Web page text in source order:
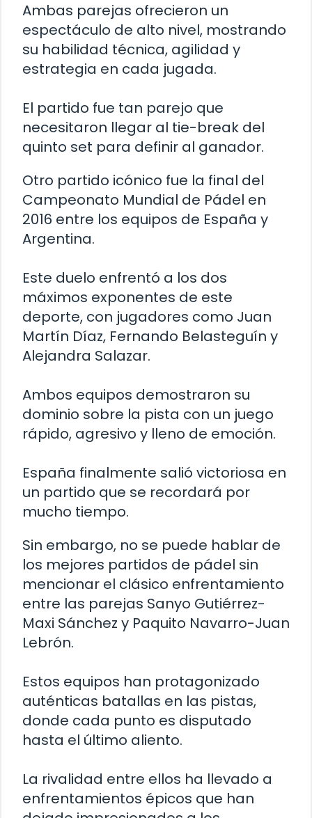
Ambas parejas ofrecieron un
espectáculo de alto nivel, mostrando
su habilidad técnica, agilidad y
estrategia en cada jugada.
El partido fue tan parejo que
necesitaron llegar al tie-break del
quinto set para definir al ganador.
Otro partido icónico fue la final del
Campeonato Mundial de Pádel en
2016 entre los equipos de España y
Argentina.
Este duelo enfrentó a los dos
máximos exponentes de este
deporte, con jugadores como Juan
Martín Díaz, Fernando Belasteguín y
Alejandra Salazar.
Ambos equipos demostraron su
dominio sobre la pista con un juego
rápido, agresivo y lleno de emoción.
España finalmente salió victoriosa en
un partido que se recordará por
mucho tiempo.
Sin embargo, no se puede hablar de
los mejores partidos de pádel sin
mencionar el clásico enfrentamiento
entre las parejas Sanyo Gutiérrez-
Maxi Sánchez y Paquito Navarro-Juan
Lebrón.
Estos equipos han protagonizado
auténticas batallas en las pistas,
donde cada punto es disputado
hasta el último aliento.
La rivalidad entre ellos ha llevado a
enfrentamientos épicos que han